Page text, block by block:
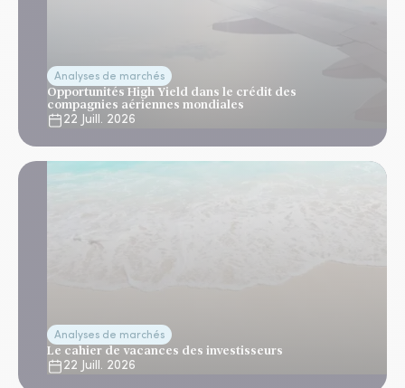
Analyses de marchés
Opportunités High Yield dans le crédit des
compagnies aériennes mondiales
22 Juill. 2026
Analyses de marchés
Le cahier de vacances des investisseurs
22 Juill. 2026